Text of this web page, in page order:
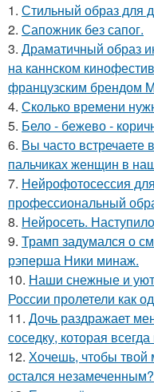
1. Стильный образ для
2. Сапожник без сапог.
3. Драматичный образ
на каннском
французским брендом
4. Сколько времени
5. Бело - бежево -
6. Вы часто
пальчиках женщин в
7. Нейрофотосессия
профессиональный
8. Нейросеть.
9. Трамп задумался о
рэперша Ники минаж.
10. Наши снежные и
России пролетели как
11. Дочь раздражает
соседку, которая
12. Хочешь, чтобы твой
остался незамеченным?